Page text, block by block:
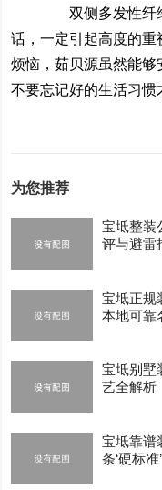
双侧多发性纤维
话，一定引起高度的重
烦恼，茹贝源虽然能够
不要忘记好的生活习惯
为您推荐
宝坻整装
评与避雷
宝坻正规
本地可靠
宝坻别墅
艺全解析
宝坻靠谱
条‘硬标准’